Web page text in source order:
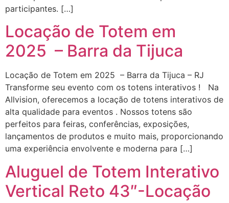
participantes. […]
Locação de Totem em
2025 – Barra da Tijuca
Locação de Totem em 2025 – Barra da Tijuca – RJ
Transforme seu evento com os totens interativos ! Na
Allvision, oferecemos a locação de totens interativos de
alta qualidade para eventos . Nossos totens são
perfeitos para feiras, conferências, exposições,
lançamentos de produtos e muito mais, proporcionando
uma experiência envolvente e moderna para […]
Aluguel de Totem Interativo
Vertical Reto 43″-Locação